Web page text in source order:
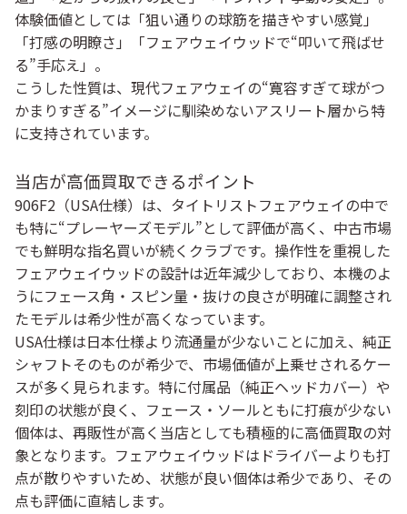
体験価値としては「狙い通りの球筋を描きやすい感覚」
「打感の明瞭さ」「フェアウェイウッドで“叩いて飛ばせ
る”手応え」。
こうした性質は、現代フェアウェイの“寛容すぎて球がつ
かまりすぎる”イメージに馴染めないアスリート層から特
に支持されています。
当店が高価買取できるポイント
906F2（USA仕様）は、タイトリストフェアウェイの中で
も特に“プレーヤーズモデル”として評価が高く、中古市場
でも鮮明な指名買いが続くクラブです。操作性を重視した
フェアウェイウッドの設計は近年減少しており、本機のよ
うにフェース角・スピン量・抜けの良さが明確に調整され
たモデルは希少性が高くなっています。
USA仕様は日本仕様より流通量が少ないことに加え、純正
シャフトそのものが希少で、市場価値が上乗せされるケー
スが多く見られます。特に付属品（純正ヘッドカバー）や
刻印の状態が良く、フェース・ソールともに打痕が少ない
個体は、再販性が高く当店としても積極的に高価買取の対
象となります。フェアウェイウッドはドライバーよりも打
点が散りやすいため、状態が良い個体は希少であり、その
点も評価に直結します。